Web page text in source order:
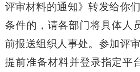
评审材料的通知》转发给你
条件的，请各部门将具体人
前报送组织人事处。参加评
提前准备材料并登录指定平